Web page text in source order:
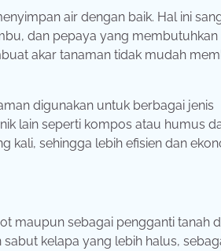
air dengan baik. Hal ini
dan pepaya yang membutuhkan
akar tanaman tidak mudah
digunakan untuk berbagai jenis
lain seperti kompos atau humus
kali, sehingga lebih efisien dan
maupun sebagai pengganti tanah
kelapa yang lebih halus,